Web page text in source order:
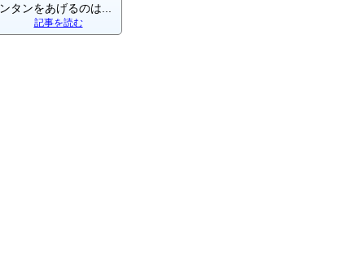
ンタンをあげるのは...
記事を読む